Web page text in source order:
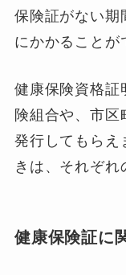
保険証がない期
にかかることが
健康保険資格証
険組合や、市
発行してもらえ
きは、それぞれ
健康保険証に